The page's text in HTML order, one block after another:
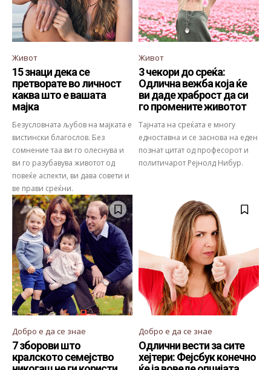
Живот
15 знаци дека се
претворате во личност
каква што е вашата
мајка
Безусловната љубов на мајката е
вистински благослов. Без
сомнение таа ви го олеснува и
ви го разубавува животот од
повеќе аспекти, ви дава совети и
ве прави среќни.
Живот
3 чекори до среќа:
Одлична вежба која ќе
ви даде храброст да си
го промените животот
Тајната на среќата е многу
едноставна и се заснова на еден
познат цитат од професорот и
политичарот Рејнолд Нибур.
Добро е да се знае
7 зборови што
кралското семејство
Добро е да се знае
Одлични вести за сите
хејтери: Фејсбук конечно